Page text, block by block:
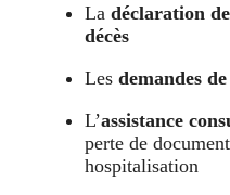
La déclaration
décès
Les demandes
L’assistance
perte de
hospitalisation